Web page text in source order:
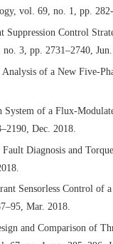
vol. 69, no. 1, pp.
Suppression Control
3, pp. 2731–2740,
of a New Five-
of a Flux-
Dec. 2018.
Diagnosis and
Sensorless Control of
Mar. 2018.
and Comparison of